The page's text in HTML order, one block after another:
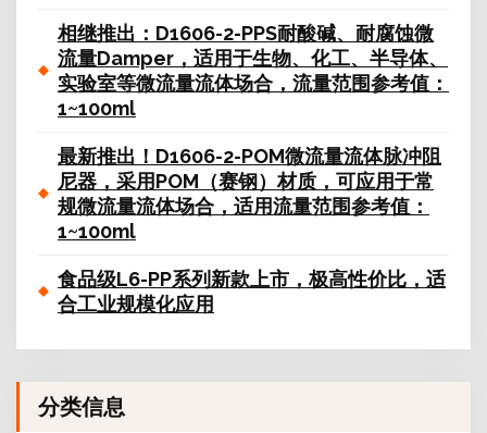
相继推出：D1606-2-PPS耐酸碱、耐腐蚀微
流量Damper，适用于生物、化工、半导体、
实验室等微流量流体场合，流量范围参考值：
1~100ml
最新推出！D1606-2-POM微流量流体脉冲阻
尼器，采用POM（赛钢）材质，可应用于常
规微流量流体场合，适用流量范围参考值：
1~100ml
食品级L6-PP系列新款上市，极高性价比，适
合工业规模化应用
分类信息